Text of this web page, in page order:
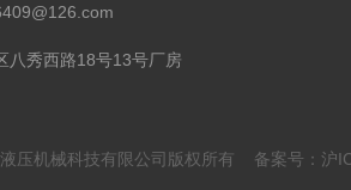
八秀西路18号13号厂房
压机械科技有限公司版权所有 备案号：沪